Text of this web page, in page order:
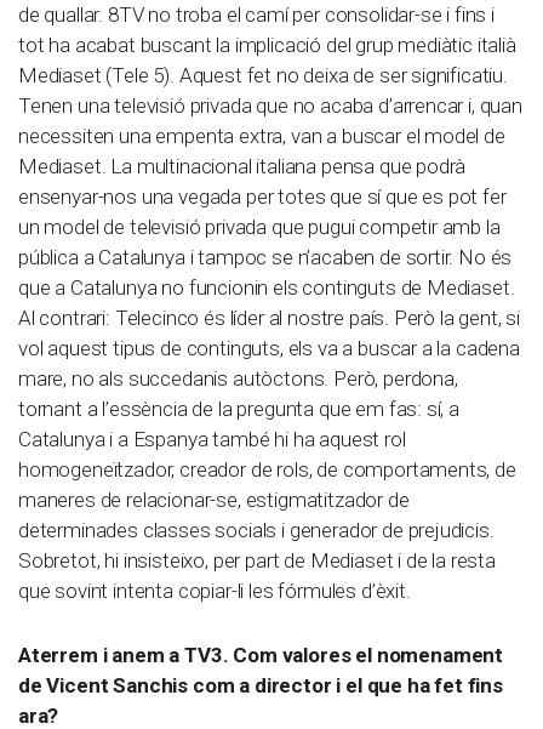
de quallar. 8TV no troba el camí per consolidar-se i fins i
tot ha acabat buscant la implicació del grup mediàtic italià
Mediaset (Tele 5). Aquest fet no deixa de ser significatiu.
Tenen una televisió privada que no acaba d’arrencar i, quan
necessiten una empenta extra, van a buscar el model de
Mediaset. La multinacional italiana pensa que podrà
ensenyar-nos una vegada per totes que sí que es pot fer
un model de televisió privada que pugui competir amb la
pública a Catalunya i tampoc se n’acaben de sortir. No és
que a Catalunya no funcionin els continguts de Mediaset.
Al contrari: Telecinco és líder al nostre país. Però la gent, si
vol aquest tipus de continguts, els va a buscar a la cadena
mare, no als succedanis autòctons. Però, perdona,
tornant a l’essència de la pregunta que em fas: sí, a
Catalunya i a Espanya també hi ha aquest rol
homogeneïtzador, creador de rols, de comportaments, de
maneres de relacionar-se, estigmatitzador de
determinades classes socials i generador de prejudicis.
Sobretot, hi insisteixo, per part de Mediaset i de la resta
que sovint intenta copiar-li les fórmules d’èxit.
Aterrem i anem a TV3. Com valores el nomenament
de Vicent Sanchis com a director i el que ha fet fins
ara?